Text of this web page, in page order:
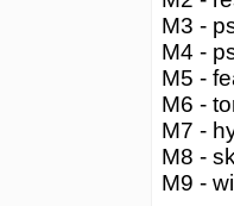
M3 -
M4 -
M5 -
M6 -
M7 -
M8 -
M9 -